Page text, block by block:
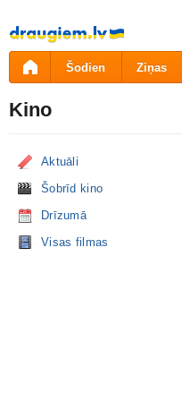
Pāriet
uz
saturu
Šodien Ziņas
Kino
Aktuāli
Šobrīd kino
Drīzumā
Visas filmas